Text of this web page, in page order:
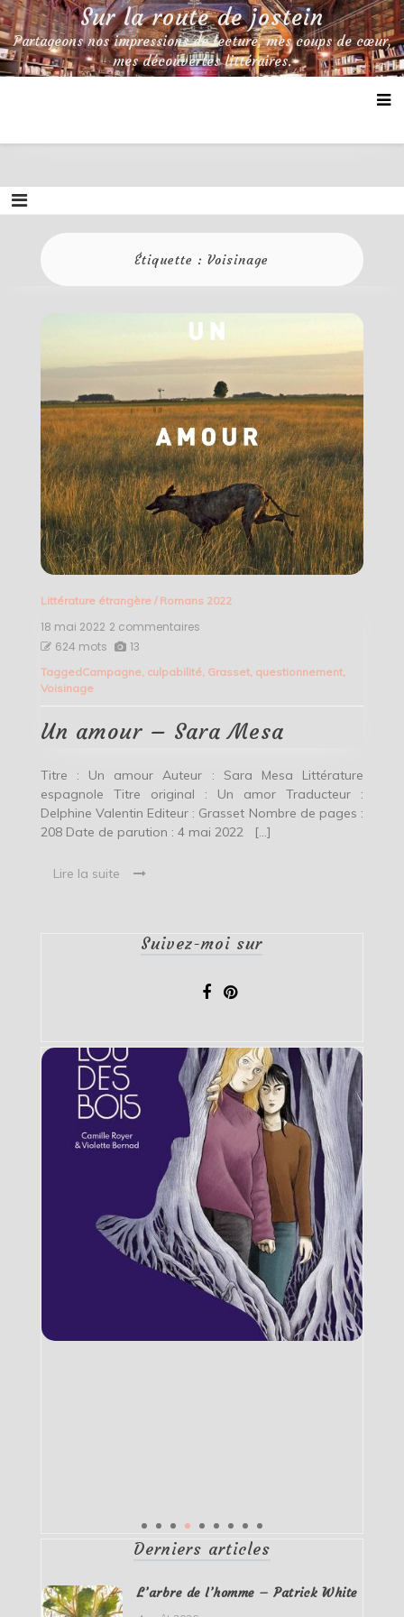
Skip
to
content
Sur la route de jostein
Partageons nos impressions de lecture, mes coups de cœur,
mes découvertes littéraires.
Étiquette :Voisinage
Littérature étrangère/ Romans 2022
18 mai 2022 2 commentaires
–
624 mots 13
TaggedCampagne, culpabilité Grasset, questionnement,
Voisinage
Un amour – Sara Mesa
Titre : Un amour Auteur : Sara Mesa Littérature
espagnole Titre original : Un amor Traducteur :
Delphine Valentin Editeur : Grasset Nombre de pages :
208 Date de parution : 4 mai 2022 […]
Lire la suite
Suivez-moi sur
Derniers articles
L’arbre de l’homme – Patrick White